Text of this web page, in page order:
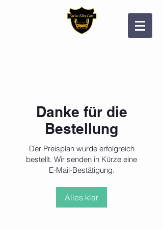
Danke für die
Bestellung
Der Preisplan wurde erfolgreich
bestellt. Wir senden in Kürze eine
E-Mail-Bestätigung.
Alles klar